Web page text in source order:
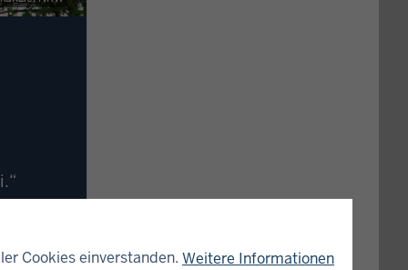
Cookies einverstanden. Weitere Informationen
und
in Höhe